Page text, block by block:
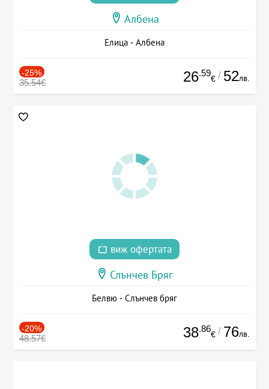
Албена
Елица - Албена
-25%
35.54€ 26.59
€ / 52лв.
виж офертата
Слънчев Бряг
Белвю - Слънчев бряг
-20%
48.57€ 38.86
€ / 76лв.